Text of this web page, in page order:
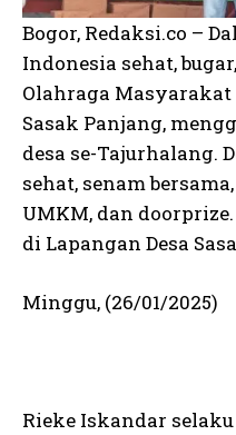
Bogor, Redaksi.co –
Indonesia sehat,
Olahraga Masyarakat
Sasak Panjang,
desa se-Tajurhalang.
sehat, senam
UMKM, dan
di Lapangan Desa
Minggu, (26/01/2025)
Rieke Iskandar